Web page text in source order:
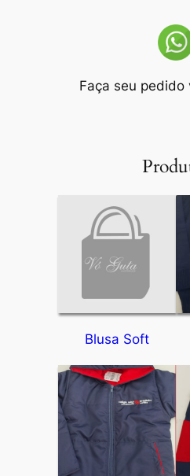
Faça seu pedido
Blusa Soft